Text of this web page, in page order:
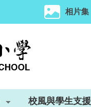
相片集
校風與學生支援